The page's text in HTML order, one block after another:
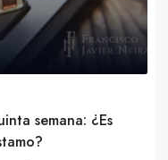
semana: ¿Es